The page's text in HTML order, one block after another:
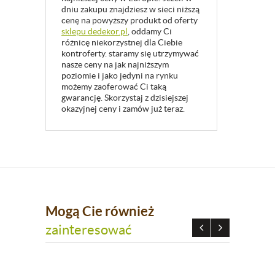
dniu zakupu znajdziesz w sieci niższą
cenę na powyższy produkt od oferty
sklepu dedekor.pl, oddamy Ci
różnicę niekorzystnej dla Ciebie
kontroferty. staramy się utrzymywać
nasze ceny na jak najniższym
poziomie i jako jedyni na rynku
możemy zaoferować Ci taką
gwarancję. Skorzystaj z dzisiejszej
okazyjnej ceny i zamów już teraz.
Mogą Cie również
zainteresować